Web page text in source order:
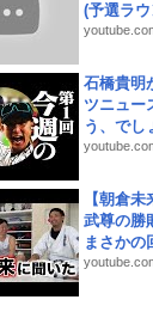
(予選ラ
石橋貴明
ツニュー
う、でし
【朝倉
武尊の勝
まさかの